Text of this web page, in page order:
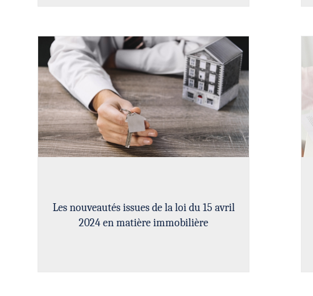
Les nouveautés issues de la loi du 15 avril
2024 en matière immobilière